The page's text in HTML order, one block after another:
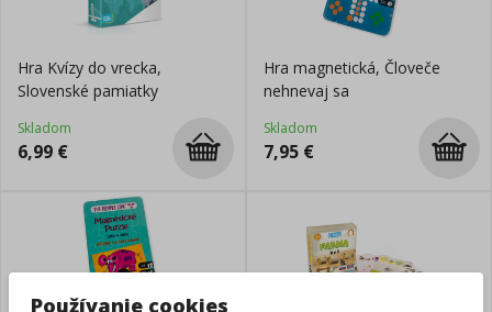
Hra Kvízy do vrecka,
Slovenské pamiatky
Skladom
6,99 €
Hra magnetická, Človeče
nehnevaj sa
Skladom
7,95 €
Používanie cookies